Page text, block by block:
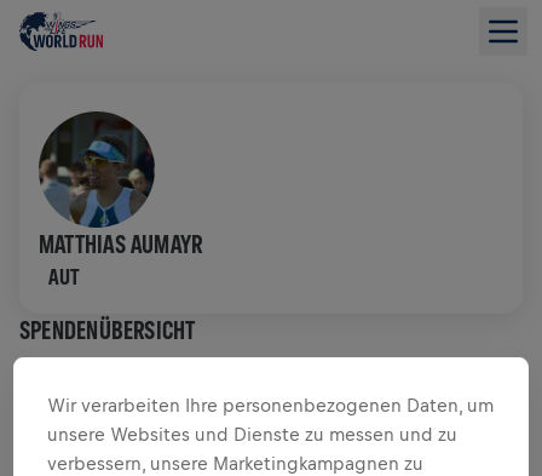
MATTHIAS AUMAYR
AUT
SPENDENÜBERSICHT
$ 0,00 GESAMMELT VON $ 0,00 ZIEL
SPENDENAKTION SPENDEN
Wir verarbeiten Ihre personenbezogenen Daten, um
unsere Websites und Dienste zu messen und zu
verbessern, unsere Marketingkampagnen zu